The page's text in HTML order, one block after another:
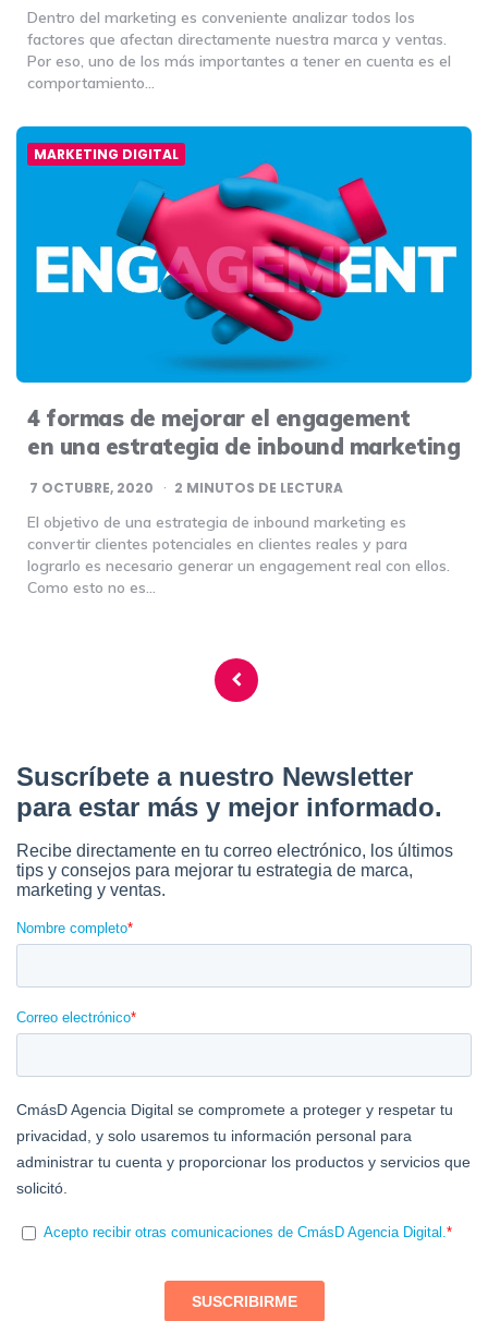
Dentro del marketing es conveniente analizar todos los
factores que afectan directamente nuestra marca y ventas.
Por eso, uno de los más importantes a tener en cuenta es el
comportamiento…
MARKETING DIGITAL
4 formas de mejorar el engagement
en una estrategia de inbound marketing
7 OCTUBRE, 2020 2 MINUTOS DE LECTURA
El objetivo de una estrategia de inbound marketing es
convertir clientes potenciales en clientes reales y para
lograrlo es necesario generar un engagement real con ellos.
Como esto no es…